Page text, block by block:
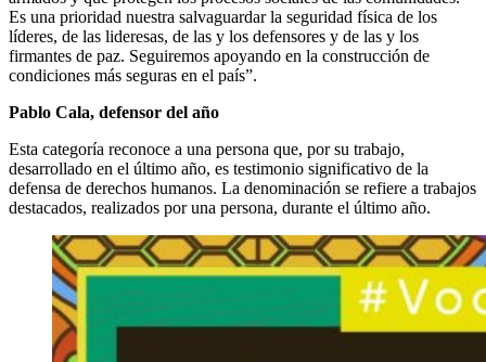
Es una prioridad nuestra salvaguardar la seguridad física de los
líderes, de las lideresas, de las y los defensores y de las y los
firmantes de paz. Seguiremos apoyando en la construcción de
condiciones más seguras en el país”.
Pablo Cala, defensor del año
Esta categoría reconoce a una persona que, por su trabajo,
desarrollado en el último año, es testimonio significativo de la
defensa de derechos humanos. La denominación se refiere a trabajos
destacados, realizados por una persona, durante el último año.